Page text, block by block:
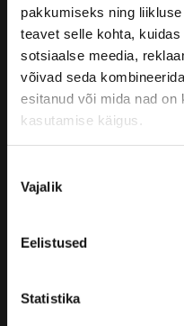
pakkumiseks ning
teavet selle kohta,
sotsiaalse meedia,
võivad seda
esitanud või mida nad on
kasutamise käigus.
valik
Vajalik
Eelistused
Statistika
Ettevõtte juhtkond
Jätkusuutlikkuse poliitika
Sõiduautod
Autopargi haldus